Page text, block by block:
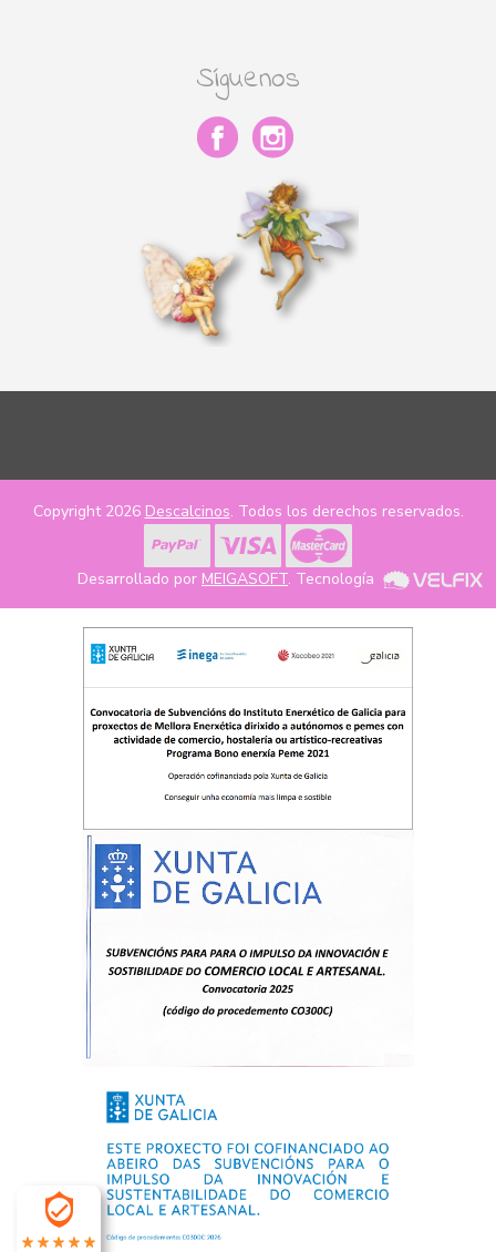
Síguenos
Copyright 2026 Descalcinos. Todos los derechos reservados.
Desarrollado por MEIGASOFT. Tecnología